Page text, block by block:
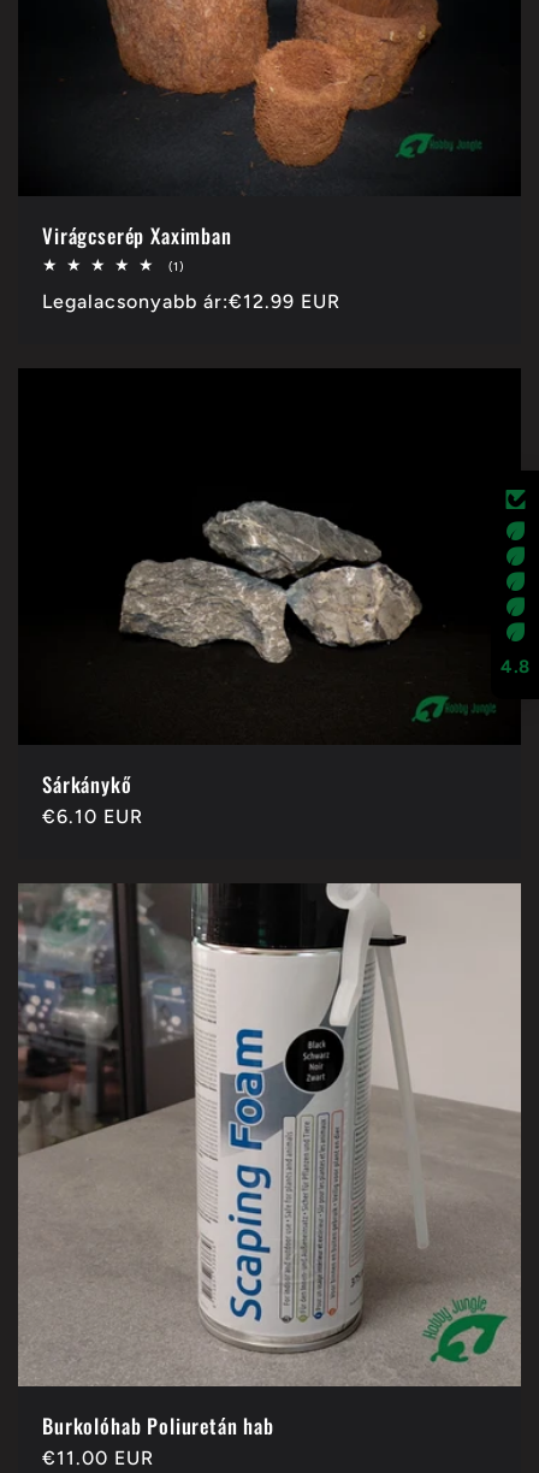
Virágcserép Xaximban
(1)
értékelés
Normál
Legalacsonyabb ár:€12.99 EUR
Sárkánykő
Normál
€6.10 EUR
Burkolóhab Poliuretán hab
Normál
€11.00 EUR
4.8